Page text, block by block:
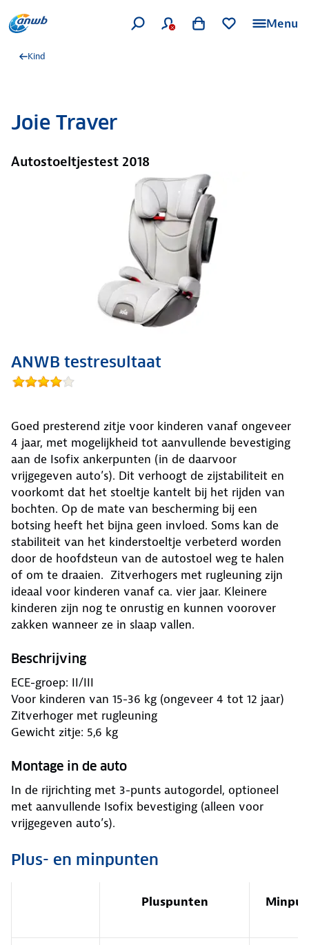
Menu
Kind
Joie Traver
Autostoeltjestest 2018
ANWB testresultaat
Goed presterend zitje voor kinderen vanaf ongeveer
4 jaar, met mogelijkheid tot aanvullende bevestiging
aan de Isofix ankerpunten (in de daarvoor
vrijgegeven auto’s). Dit verhoogt de zijstabiliteit en
voorkomt dat het stoeltje kantelt bij het rijden van
bochten. Op de mate van bescherming bij een
botsing heeft het bijna geen invloed. Soms kan de
stabiliteit van het kinderstoeltje verbeterd worden
door de hoofdsteun van de autostoel weg te halen
of om te draaien. Zitverhogers met rugleuning zijn
ideaal voor kinderen vanaf ca. vier jaar. Kleinere
kinderen zijn nog te onrustig en kunnen voorover
zakken wanneer ze in slaap vallen.
Beschrijving
ECE-groep: II/III
Voor kinderen van 15-36 kg (ongeveer 4 tot 12 jaar)
Zitverhoger met rugleuning
Gewicht zitje: 5,6 kg
Montage in de auto
In de rijrichting met 3-punts autogordel, optioneel
met aanvullende Isofix bevestiging (alleen voor
vrijgegeven auto’s).
Plus- en minpunten
Pluspunten